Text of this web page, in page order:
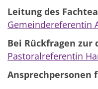
Leitung des
Gemeindereferentin
Bei Rückfragen
Pastoralreferentin
Ansprechpersonen